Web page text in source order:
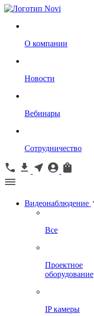
О компании
Новости
Вебинары
Сотрудничество
Видеонаблюдение
Все
Проектное
оборудование
IP камеры